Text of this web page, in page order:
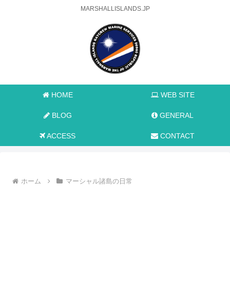
MARSHALLISLANDS.JP
HOME WEB SITE
BLOG GENERAL
ACCESS CONTACT
ホーム マーシャル諸島の日常